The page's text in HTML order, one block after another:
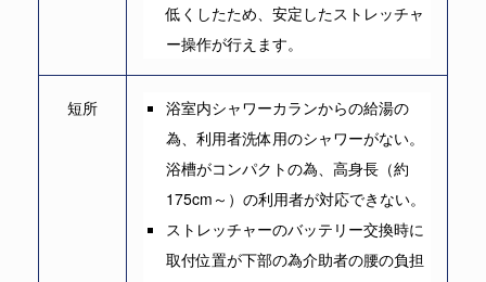
低くしたため、安定したストレッチャ
ー操作が行えます。
短所
浴室内シャワーカランからの給湯の
為、利用者洗体用のシャワーがない。
浴槽がコンパクトの為、高身長（約
175cm～）の利用者が対応できない。
ストレッチャーのバッテリー交換時に
取付位置が下部の為介助者の腰の負担